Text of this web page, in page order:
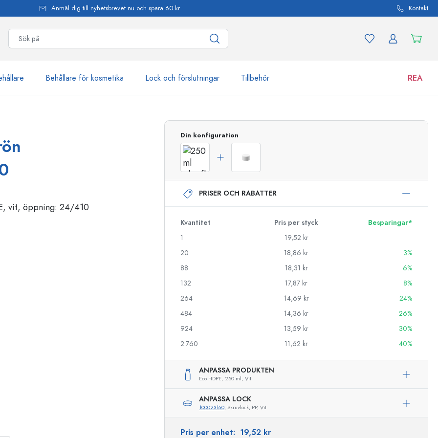
Anmäl dig till nyhetsbrevet nu och spara 60 kr Kontakt
Behållare för kosmetika Lock och förslutningar Tillbehör REA
Sprayflaskor
Airless dispenser
Roll on-flaskor
Flaskor med motiv
Ginflaskor
Julflaskor
Dekorativa flaskor
Cylinderflaskor
Ballongflaskor
Burkar
Din konfiguration
PRISER OCH RABATTER
Kvantitet Pris per styck
Besparingar*
1
19,52 kr
20
18,86 kr
3%
88
18,31 kr
6%
132
17,87 kr
8%
264
14,69 kr
24%
484
14,36 kr
26%
924
13,59 kr
30%
2.760
11,62 kr 40%
ANPASSA PRODUKTEN
Eco HDPE, 250 ml, Vit
ANPASSA LOCK
100023160, Skruvlock, PP, Vit
Pris per enhet: 19,52 kr